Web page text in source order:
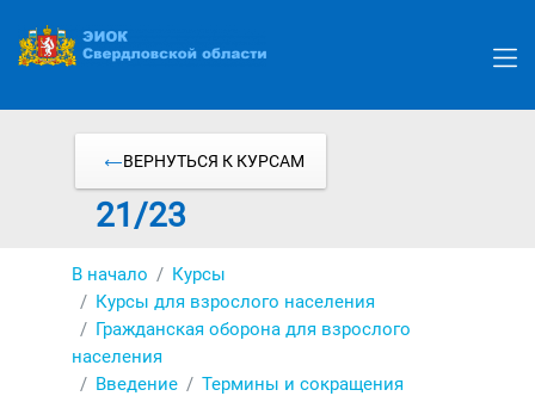
основному
ВЕРНУТЬСЯ К КУРСАМ
21/23
В начало
Курсы
Курсы для взрослого населения
Гражданская оборона для взрослого
населения
Введение
Термины и сокращения